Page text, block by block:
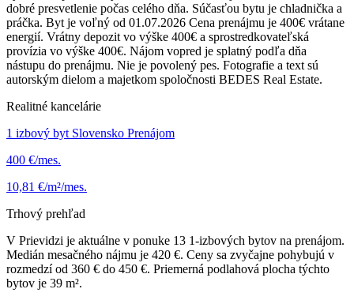
dobré presvetlenie počas celého dňa. Súčasťou bytu je chladnička a
práčka. Byt je voľný od 01.07.2026 Cena prenájmu je 400€ vrátane
energií. Vrátny depozit vo výške 400€ a sprostredkovateľská
provízia vo výške 400€. Nájom vopred je splatný podľa dňa
nástupu do prenájmu. Nie je povolený pes. Fotografie a text sú
autorským dielom a majetkom spoločnosti BEDES Real Estate.
Realitné kancelárie
1 izbový byt Slovensko Prenájom
400 €/mes.
10,81 €/m²/mes.
Trhový prehľad
V Prievidzi je aktuálne v ponuke 13 1-izbových bytov na prenájom.
Medián mesačného nájmu je 420 €. Ceny sa zvyčajne pohybujú v
rozmedzí od 360 € do 450 €. Priemerná podlahová plocha týchto
bytov je 39 m².